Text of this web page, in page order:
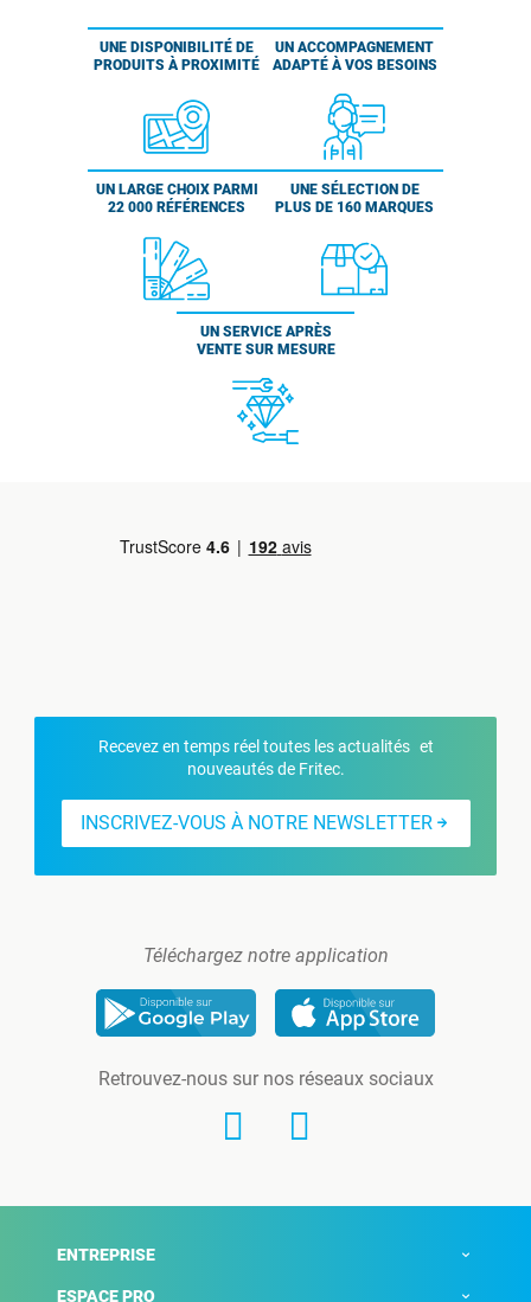
UNE DISPONIBILITÉ DE
PRODUITS À PROXIMITÉ
UN ACCOMPAGNEMENT
ADAPTÉ À VOS BESOINS
UN LARGE CHOIX PARMI
22 000 RÉFÉRENCES
UNE SÉLECTION DE
PLUS DE 160 MARQUES
UN SERVICE APRÈS
VENTE SUR MESURE
Recevez en temps réel toutes les actualités et
nouveautés de Fritec.
INSCRIVEZ-VOUS À NOTRE NEWSLETTER
Téléchargez notre application
Retrouvez-nous sur nos réseaux sociaux
ENTREPRISE
ESPACE PRO